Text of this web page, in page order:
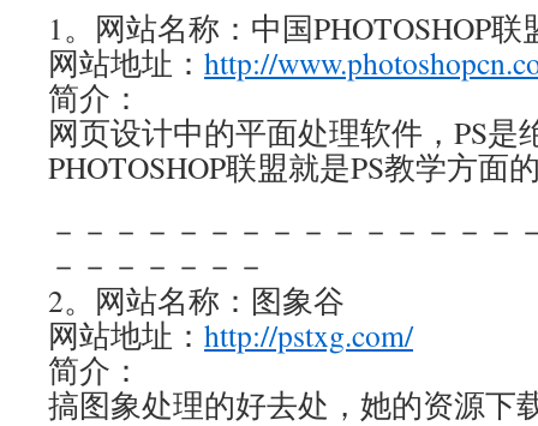
1。网站名称：中国PHOTOSHOP联
网站地址： http://
简介：
网页设计中的平面处理软件，PS是
PHOTOSHOP联盟就是PS教学方面
－－－－－－－－－－－－－－－
－－－－－－－
2。网站名称：图象谷
网站地址： http://pstxg.com/
简介：
搞图象处理的好去处，她的资源下